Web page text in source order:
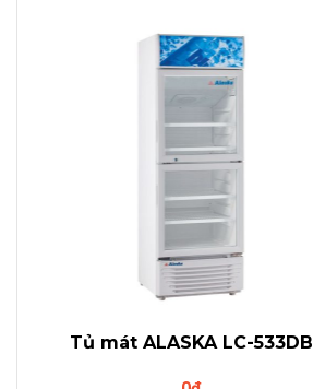
Tủ mát ALASKA LC-533DB